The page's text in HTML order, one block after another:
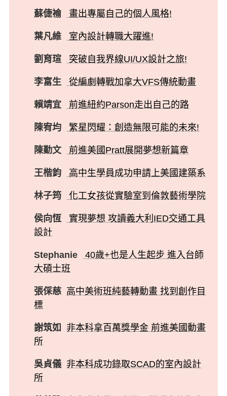
蘇倢褕 畫出專屬自己的個人風格!
葉凡維 室內設計轉職大躍進!
劉育瑄 突破自我界線UI/UX設計之旅!
李富生 從編劇轉戰加拿大VFS傳統動畫
賴靖宜 前進紐約Parson走出自己的路
陳宥均 繁星閃耀：創造無限可能的未來!
陳勤文 前進美國Pratt展開夢想新篇章
王楷鈞 高中生學員成功申請上美國建築系
林子筠 化工女孩從實驗室到倫敦藝術學院
侯向恆
實現夢想 攻讀義大利IED交通工具
設計
Stephanie
40歲+也是人生起步 進入台師
大碩士班
張倸慈 高中美術班純藝轉動畫 找到創作目
標
謝筑如
非本科拿百萬獎學金 前進美國動畫
所
吳貞儀 非本科成功錄取SCAD的室內設計
所